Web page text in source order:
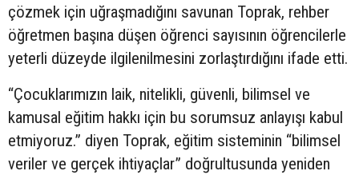
çözmek için uğraşmadığını savunan Toprak, rehber
öğretmen başına düşen öğrenci sayısının öğrencilerle
yeterli düzeyde ilgilenilmesini zorlaştırdığını ifade etti.
“Çocuklarımızın laik, nitelikli, güvenli, bilimsel ve
kamusal eğitim hakkı için bu sorumsuz anlayışı kabul
etmiyoruz.” diyen Toprak, eğitim sisteminin “bilimsel
veriler ve gerçek ihtiyaçlar” doğrultusunda yeniden